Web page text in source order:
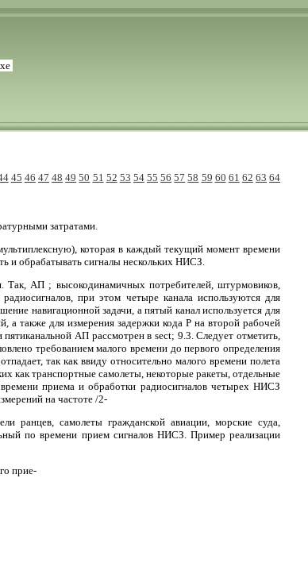
45 46 47 48 49 50 51 52 53 54 55 56 57 58 59 60 61 62 63 64
затратами.
которая в каждый текущий момент времени
и обрабатывать сигналы нескольких НИСЗ.
Так, АП ; высокодинамичных потребителей, штурмовиков,
при этом четыре канала используются для
навигационной задачи, а пятый канал используется для
также для измерения задержки кода Р на второй рабочей
АП рассмотрен в sect; 9.3. Следует отметить,
требованием малого времени до первого определения
так как ввиду относительно малого времени полета
как транспортные самолеты, некоторые ракеты, отдельные
приема и обработки радиосигналов четырех НИСЗ
на частоте /2-
ранцев, самолеты гражданской авиации, морские суда,
по времени прием сигналов НИСЗ. Пример реализации
прие-